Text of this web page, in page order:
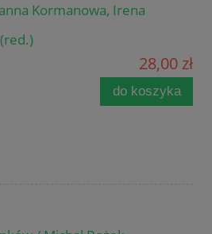
Kormanowa, Irena
28,00 zł
do koszyka